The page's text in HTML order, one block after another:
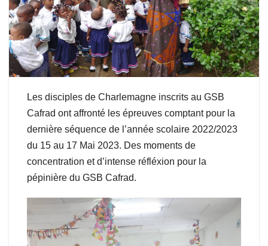
Les disciples de Charlemagne inscrits au GSB
Cafrad ont affronté les épreuves comptant pour la
dernière séquence de l’année scolaire 2022/2023
du 15 au 17 Mai 2023. Des moments de
concentration et d’intense réfléxion pour la
pépinière du GSB Cafrad.